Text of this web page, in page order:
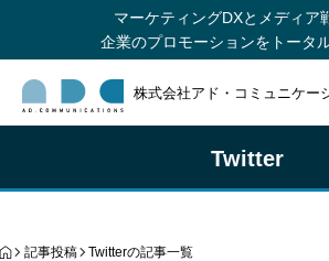
マーケティングDXとメディア
企業のプロモーションをトータ
株式会社アド・コミュニケー
Twitter
記事投稿 Twitterの記事一覧